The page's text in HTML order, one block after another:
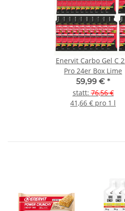
Enervit Carbo Gel C
Pro 24er Box Lime
59,99 € *
statt:76,56 €
41,66 € pro 1 l